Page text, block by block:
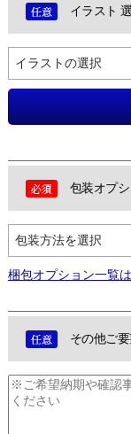
イラスト
イラストの選択
包装オプ
包装方法を選択
梱包オプション一覧
その他ご